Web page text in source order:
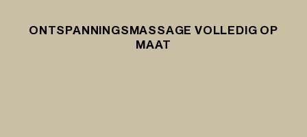
ONTSPANNINGSMASSAGE VOLLEDIG OP
MAAT